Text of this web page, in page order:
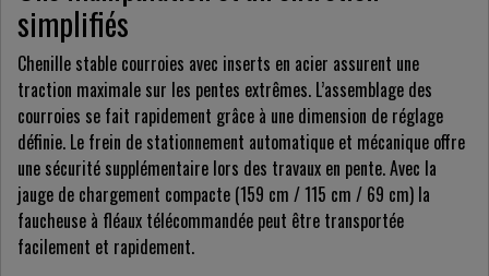
simplifiés
Chenille stable courroies avec inserts en acier assurent une
traction maximale sur les pentes extrêmes. L’assemblage des
courroies se fait rapidement grâce à une dimension de réglage
définie. Le frein de stationnement automatique et mécanique offre
une sécurité supplémentaire lors des travaux en pente. Avec la
jauge de chargement compacte (159 cm / 115 cm / 69 cm) la
faucheuse à fléaux télécommandée peut être transportée
facilement et rapidement.